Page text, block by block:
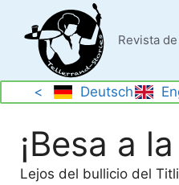
contenido
Revista
< Deutsch
¡Besa a
Lejos del bullicio del